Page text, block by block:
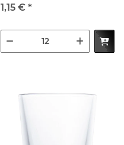
(VPE 12 St.)
1,15 € *